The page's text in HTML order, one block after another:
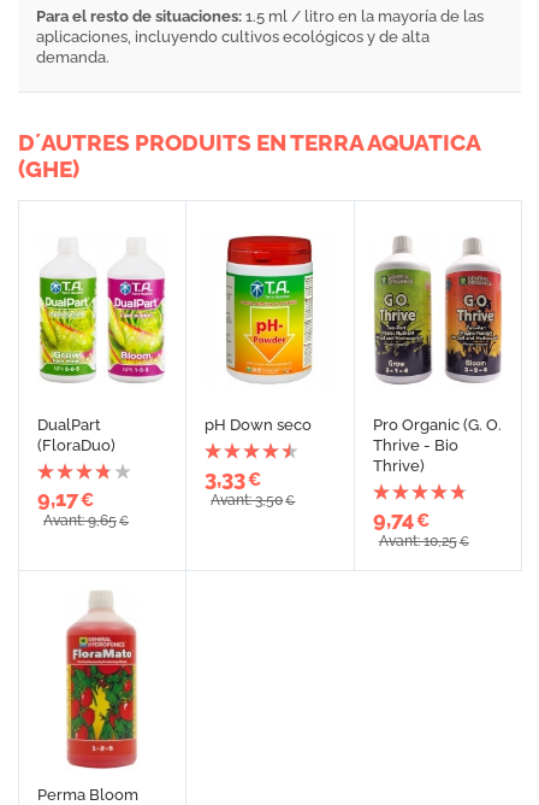
Para el resto de situaciones: 1.5 ml / litro en la mayoría de las
aplicaciones, incluyendo cultivos ecológicos y de alta
demanda.
D´AUTRES PRODUITS EN TERRA AQUATICA
(GHE)
DualPart
(FloraDuo)
9,17€
Avant: 9,65€
pH Down seco
3,33€
Avant: 3,50€
Pro Organic (G. O.
Thrive - Bio
Thrive)
9,74€
Avant: 10,25€
Perma Bloom